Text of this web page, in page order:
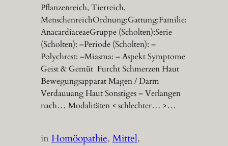
Pflanzenreich, Tierreich,
MenschenreichOrdnung:Gattung:Familie:
AnacardiaceaeGruppe (Scholten):Serie
(Scholten): –Periode (Scholten): –
Polychrest: –Miasma: – Aspekt Symptome
Geist & Gemüt Furcht Schmerzen Haut
Bewegungsapparat Magen / Darm
Verdauuang Haut Sonstiges – Verlangen
nach… Modalitäten < schlechter… >…
inHomöopathie, Mittel